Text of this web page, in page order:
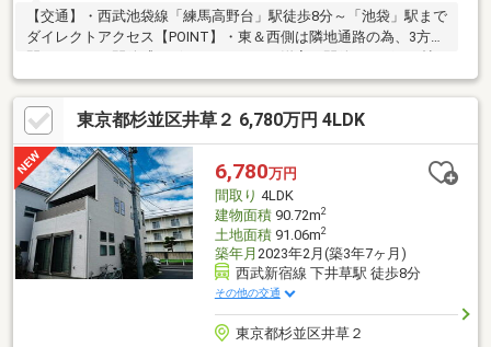
【交通】・西武池袋線「練馬高野台」駅徒歩8分～「池袋」駅まで
ダイレクトアクセス【POINT】・東＆西側は隣地通路の為、3方に
開けたような開放感ございます・LDKは洋室を開放すれば18.4帖
の大空間を演出します・ご家族が集まりやすく、荷物の運搬も楽
な1階リビング・1階に水回りを集約した「家事楽動線」PLAN【メ
ンテナンス】・建物インスペクション実施済み（2026年7月）・
リビング壁紙一部張替え済み（2026年7月）・ハウスクリーニン
グ実施済み（2026年8月）【設備】・システムキッチン・浴室暖
房乾燥機・オートバス・シャワートイレ・グルニエ・床下収納な
ど
東京都杉並区井草２ 6,780万円 4LDK
6,780万円
間取り 4LDK
建物面積90.72m2
土地面積91.06m2
築年月 2023年2月(築3年7ヶ月)
西武新宿線 下井草駅 徒歩8分
その他の交通
東京都杉並区井草２